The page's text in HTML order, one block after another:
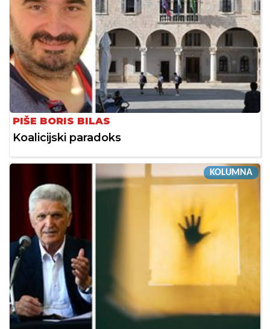
PIŠE BORIS BILAS
Koalicijski paradoks
KOLUMNA